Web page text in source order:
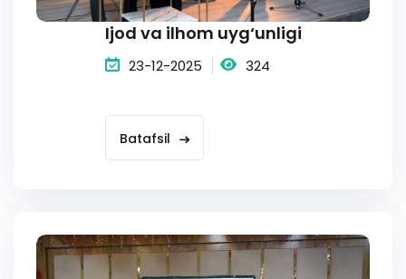
Ijod va ilhom uyg‘unligi
23-12-2025 324
Batafsil